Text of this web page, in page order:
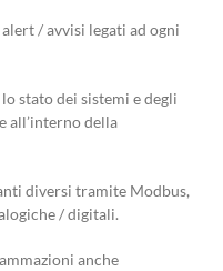
/ avvisi legati ad ogni
stato dei sistemi e degli
all’interno della
diversi tramite Modbus,
/ digitali.
anche